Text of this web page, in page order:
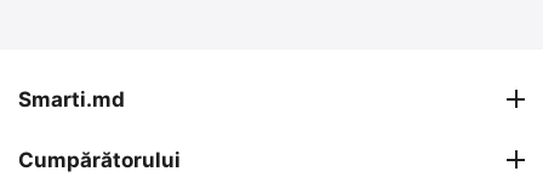
în stoc
26 999MDL
30 799 MDL -12%
Smarti.md
Cumpărătorului